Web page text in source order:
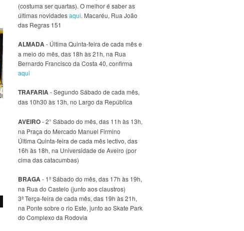
(costuma ser quartas). O melhor é saber as
últimas novidadesaqui. Macaréu, Rua João
das Regras 151
ALMADA- Última Quinta-feira de cada mês e
a meio do mês, das 18h às 21h, na Rua
Bernardo Francisco da Costa 40, confirma
aqui
TRAFARIA- Segundo Sábado de cada mês,
das 10h30 às 13h, no Largo da República
AVEIRO- 2° Sábado do mês, das 11h às 13h,
na Praça do Mercado Manuel Firmino
Última Quinta-feira de cada mês lectivo, das
16h às 18h, na Universidade de Aveiro (por
cima das catacumbas)
BRAGA- 1º Sábado do mês, das 17h às 19h,
na Rua do Castelo (junto aos claustros)
3ª Terça-feira de cada mês, das 19h às 21h,
na Ponte sobre o rio Este, junto ao Skate Park
do Complexo da Rodovia